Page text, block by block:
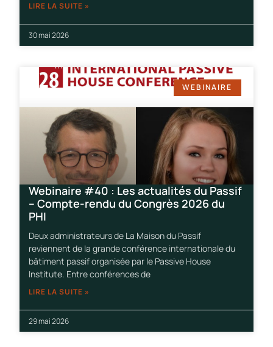
LIRE LA SUITE »
30 mai 2026
WEBINAIRE
Webinaire #40 : Les actualités du Passif
– Compte-rendu du Congrès 2026 du
PHI
Deux administrateurs de La Maison du Passif
reviennent de la grande conférence internationale du
bâtiment passif organisée par le Passive House
Institute. Entre conférences de
LIRE LA SUITE »
29 mai 2026